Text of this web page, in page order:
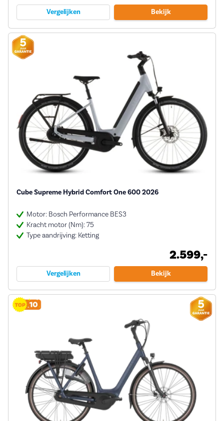
Vergelijken Bekijk
Cube Supreme Hybrid Comfort One 600 2026
Motor: Bosch Performance BES3
Kracht motor (Nm): 75
Type aandrijving: Ketting
2.599,-
Vergelijken Bekijk